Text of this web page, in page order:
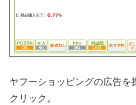
ヤフーショッピングの広告を
クリック。